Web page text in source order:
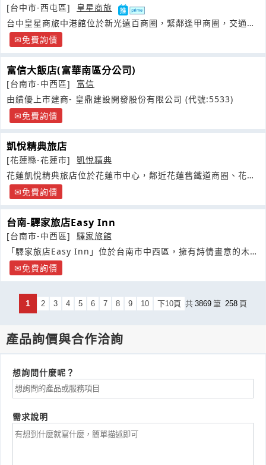
[台中市-西屯區]
皇星商旅
台中皇星商旅中港館位於新光遠百商圈，緊鄰逢甲商圈，交通便
捷。免費詢價
富信大飯店(富華南區分公司)
[台南市-中西區]
富信
由績優上市建商- 皇鼎建設開發股份有限公司 (代號:5533)
免費詢價
凱悅精典旅店
[花蓮縣-花蓮市]
凱悅精典
花蓮凱悅精典旅店位於花蓮市中心，鄰近花蓮舊鐵道商圈、花蓮
市黃金地段
免費詢價
台南-驛家旅店Easy Inn
[台南市-中西區]
驛家旅館
「驛家旅店Easy Inn」位於台南市中西區，擁有詩情畫意的木棉
花街景免費詢價
1 2 3 4 5 6 7 8 9 10 下10頁 共 3869 筆 258 頁
產品詢價與合作洽詢
想詢問什麼呢？
需求說明